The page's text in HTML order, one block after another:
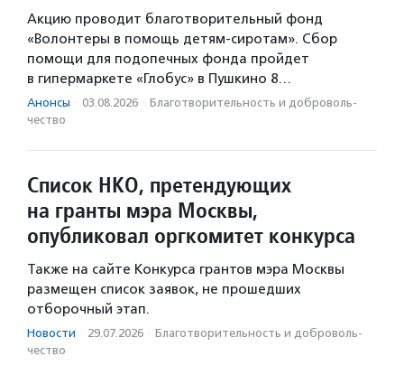
Акцию проводит благотворительный фонд
«Волонтеры в помощь детям-сиротам». Сбор
помощи для подопечных фонда пройдет
в гипермаркете «Глобус» в Пушкино 8…
Анонсы · 03.08.2026 · Благотвори­тель­ность и доброволь­
чест­во
Список НКО, претендующих
на гранты мэра Москвы,
опубликовал оргкомитет конкурса
Также на сайте Конкурса грантов мэра Москвы
размещен список заявок, не прошедших
отборочный этап.
Новости · 29.07.2026 · Благотвори­тель­ность и доброволь­
чест­во